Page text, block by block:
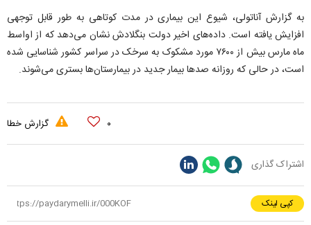
به گزارش آناتولی، شیوع این بیماری در مدت کوتاهی به طور قابل توجهی
افزایش یافته است. داده‌های اخیر دولت بنگلادش نشان می‌دهد که از اواسط
ماه مارس بیش از ۷۶۰۰ مورد مشکوک به سرخک در سراسر کشور شناسایی شده
است، در حالی که روزانه صد‌ها بیمار جدید در بیمارستان‌ها بستری می‌شوند.
۰ گزارش خطا
اشتراک گذاری
کپی لینک